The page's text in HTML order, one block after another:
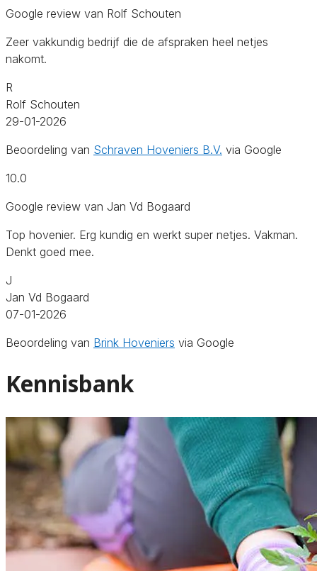
Google review van Rolf Schouten
Zeer vakkundig bedrijf die de afspraken heel netjes
nakomt.
R
Rolf Schouten
29-01-2026
Beoordeling van Schraven Hoveniers B.V. via Google
10.0
Google review van Jan Vd Bogaard
Top hovenier. Erg kundig en werkt super netjes. Vakman.
Denkt goed mee.
J
Jan Vd Bogaard
07-01-2026
Beoordeling van Brink Hoveniers via Google
Kennisbank